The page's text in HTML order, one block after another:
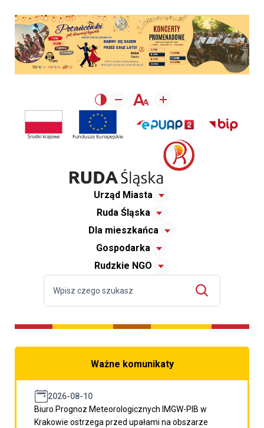
Urząd Miasta
Ruda Śląska
Dla mieszkańca
Gospodarka
Rudzkie NGO
Ważne komunikaty
2026-08-10
Biuro Prognoz Meteorologicznych IMGW-PIB w
Krakowie ostrzega przed upałami na obszarze